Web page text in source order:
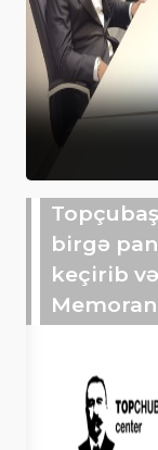
birgə
keçirib